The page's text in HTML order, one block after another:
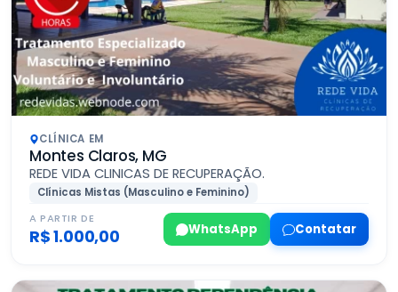
CLÍNICA EM
Montes Claros, MG
REDE VIDA CLINICAS DE RECUPERAÇÃO.
Clínicas Mistas (Masculino e Feminino)
A PARTIR DE
R$ 1.000,00 WhatsApp Contatar